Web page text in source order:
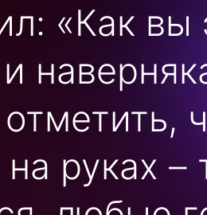
«Как вы
на руках